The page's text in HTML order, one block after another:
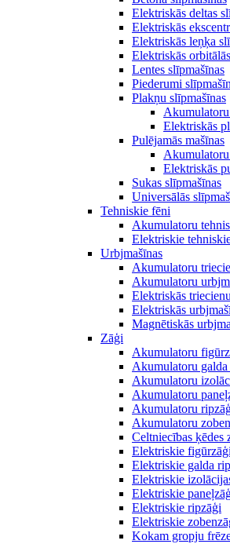
Elektriskās deltas
Elektriskās
Elektriskās leņķa
Elektriskās
Lentes slīpmašīnas
Piederumi
Plakņu slīpmašīnas
Elektriskās
Pulējamās mašīnas
Akumulatoru
Elektriskās
Sukas slīpmašīnas
Universālās
Tehniskie fēni
Akumulatoru
Elektriskie
Urbjmašīnas
Akumulatoru
Akumulatoru
Elektriskās
Elektriskās
Magnētiskās
Zāģi
Akumulatoru
Akumulatoru
Akumulatoru
Akumulatoru
Akumulatoru
Akumulatoru
Celtniecības ķēdes
Elektriskie figūrzāģi
Elektriskie galda
Elektriskie
Elektriskie
Elektriskie ripzāģi
Elektriskie
Kokam gropju